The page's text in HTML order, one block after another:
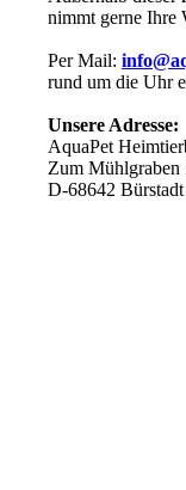
nimmt gerne Ihre
Per Mail:
rund um die Uhr
Unsere Adresse:
AquaPet
Zum Mühlgraben
D-68642 Bürstadt